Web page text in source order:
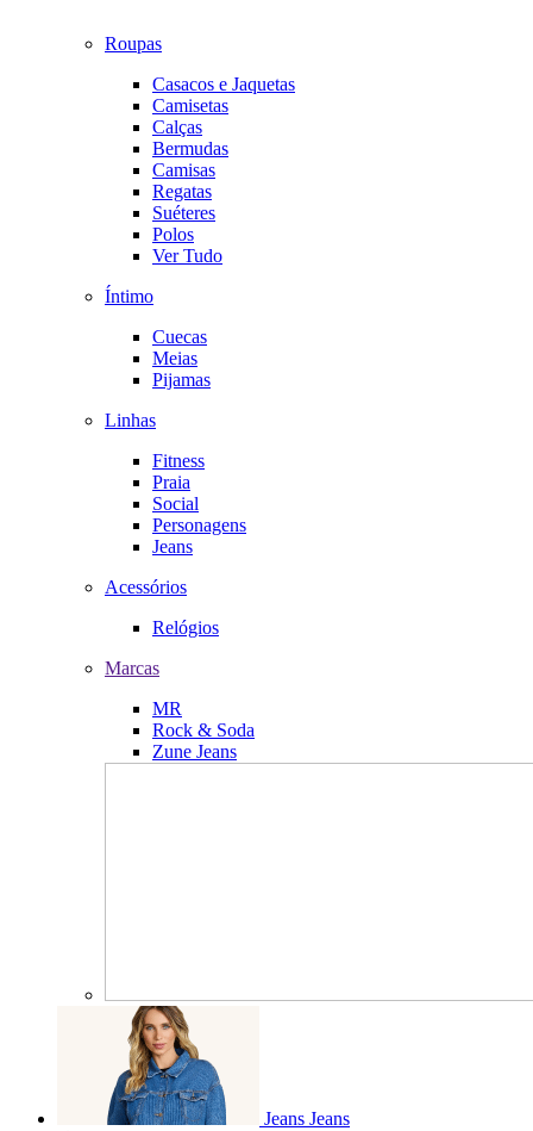
Roupas
Casacos e Jaquetas
Camisetas
Calças
Bermudas
Camisas
Regatas
Suéteres
Polos
Ver Tudo
Íntimo
Cuecas
Meias
Pijamas
Linhas
Fitness
Praia
Social
Personagens
Jeans
Acessórios
Relógios
Marcas
MR
Rock & Soda
Zune Jeans
Jeans Jeans